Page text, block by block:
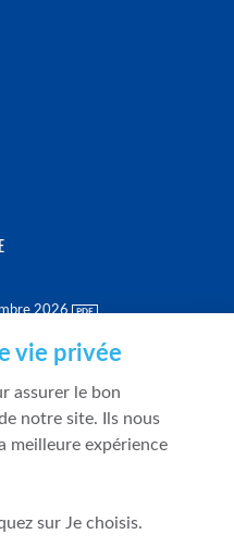
2026
résolution
vie privée
assurer le bon
notre site. Ils nous
meilleure expérience
sur Je choisis.